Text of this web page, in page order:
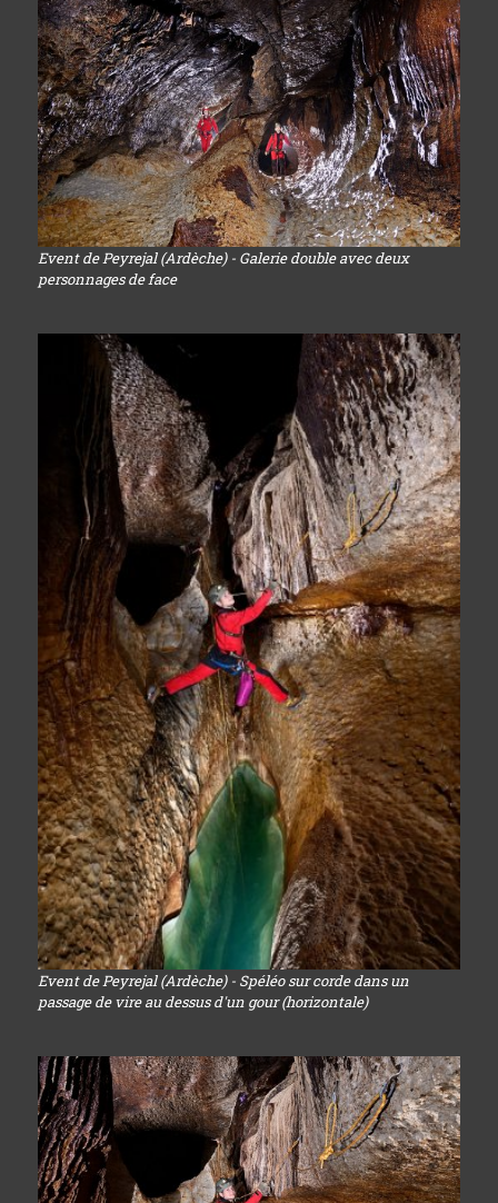
Event de Peyrejal (Ardèche) - Galerie double avec deux
personnages de face
Event de Peyrejal (Ardèche) - Spéléo sur corde dans un
passage de vire au dessus d'un gour (horizontale)